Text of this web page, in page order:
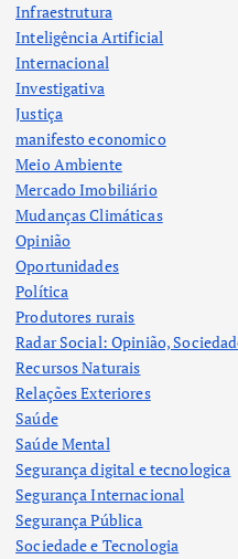
Infraestrutura
Inteligência Artificial
Internacional
Investigativa
Justiça
manifesto economico
Meio Ambiente
Mercado Imobiliário
Mudanças Climáticas
Opinião
Oportunidades
Política
Produtores rurais
Radar Social: Opinião,
Recursos Naturais
Relações Exteriores
Saúde
Saúde Mental
Segurança digital e tecnologica
Segurança Internacional
Segurança Pública
Sociedade e Tecnologia